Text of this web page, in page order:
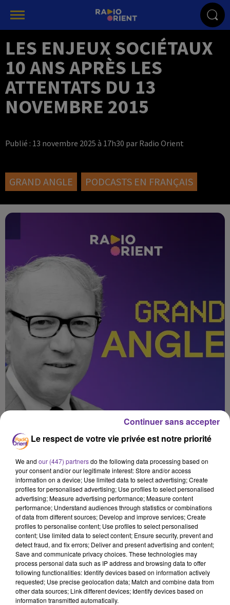
LES ENJEUX SOCIÉTAUX
10 ANS APRÈS LES
ATTENTATS DU 13
NOVEMBRE 2015
Publié : 13 novembre 2025 à 17h30 par Radio Orient
GRAND ANGLE PODCASTS EN FRANÇAIS
France Terrorisme
Islam
Société
13 novembre 2025 - 10 min 51 sec
LES ENJEUX SOCIÉTAUX 10 ANS APRÈS LES
ATTENTATS DU 13 NOVEMBRE 2015
François-Xavier De Calonne
GRAND ANGLE
Le respect de votre vie privée est notre priorité
We and our (447) partnersdo the following data processing based on
your consent and/or our legitimate interest: Store and/or access
information on a device; Use limited data to select advertising; Create
profiles for personalised advertising; Use profiles to select personalised
advertising; Measure advertising performance; Measure content
performance; Understand audiences through statistics or combinations
of data from different sources; Develop and improve services; Create
profiles to personalise content; Use profiles to select personalised
content; Use limited data to select content; Ensure security, prevent and
detect fraud, and fix errors; Deliver and present advertising and content;
Save and communicate privacy choices. These technologies may
process personal data such as IP address and browsing data to offer
following functionalities: Identify devices based on information actively
requested; Use precise geolocation data; Match and combine data from
other data sources; Link different devices; Identify devices based on
information transmitted automatically.
Continuer sans accepter